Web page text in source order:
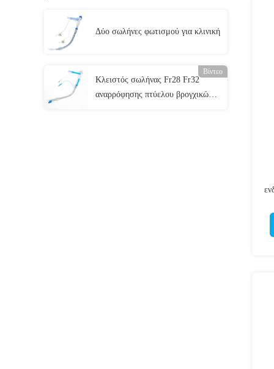
Δύο σωλήνες φωτισμού για κλινική
Βίντεο
Κλειστός σωλήνας Fr28 Fr32
αναρρόφησης πτύελου βρογχικών